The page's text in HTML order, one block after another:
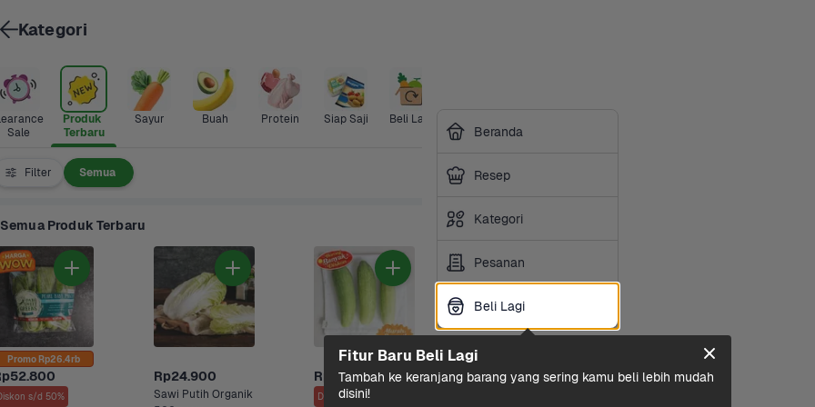
Sale
Produk
Terbaru
Sayur Buah Protein Siap Saji Beli Lagi
Filter Semua
Semua Produk Terbaru
Promo Rp26.4rb
s/d 50%
Rp24.900
Sawi Putih Organik
Rp13.800
Diskon s/d 8%
Beranda
Resep
Kategori
Pesanan
Beli Lagi
Kategori
Beli Lagi
Fitur Baru Beli Lagi
Tambah ke keranjang barang yang sering kamu beli lebih mudah
disini!